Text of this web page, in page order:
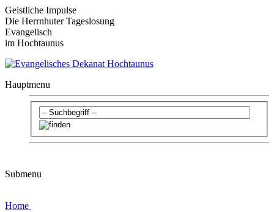
Geistliche Impulse
Die Herrnhuter Tageslosung
Evangelisch
im Hochtaunus
Hauptmenu
Submenu
Home